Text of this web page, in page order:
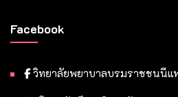
Facebook
วิทยาลัยพยาบาลบรมราชชนนีแ